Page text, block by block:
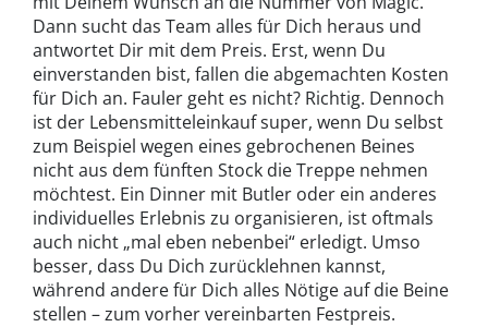
Dann sucht das Team alles für Dich heraus und
antwortet Dir mit dem Preis. Erst, wenn Du
einverstanden bist, fallen die abgemachten Kosten
für Dich an. Fauler geht es nicht? Richtig. Dennoch
ist der Lebensmitteleinkauf super, wenn Du selbst
zum Beispiel wegen eines gebrochenen Beines
nicht aus dem fünften Stock die Treppe nehmen
möchtest. Ein Dinner mit Butler oder ein anderes
individuelles Erlebnis zu organisieren, ist oftmals
auch nicht „mal eben nebenbei“ erledigt. Umso
besser, dass Du Dich zurücklehnen kannst,
während andere für Dich alles Nötige auf die Beine
stellen – zum vorher vereinbarten Festpreis.